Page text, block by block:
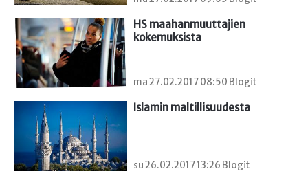
HS maahanmuuttajien
kokemuksista
ma 27.02.2017 08:50 Blogit
Islamin maltillisuudesta
su 26.02.2017 13:26 Blogit